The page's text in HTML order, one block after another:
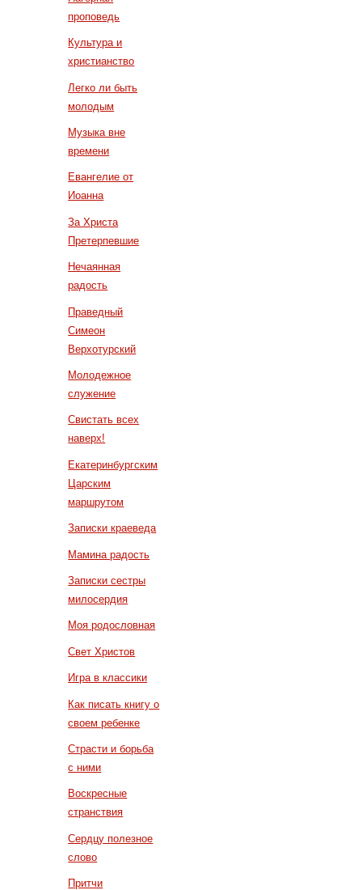
проповедь
Культура и
христианство
Легко ли быть
молодым
Музыка вне
времени
Евангелие от
Иоанна
За Христа
Претерпевшие
Нечаянная
радость
Праведный
Симеон
Верхотурский
Молодежное
служение
Свистать всех
наверх!
Екатеринбургским
Царским
маршрутом
Записки краеведа
Мамина радость
Записки сестры
милосердия
Моя родословная
Свет Христов
Игра в классики
Как писать книгу о
своем ребенке
Страсти и борьба
с ними
Воскресные
странствия
Сердцу полезное
слово
Притчи